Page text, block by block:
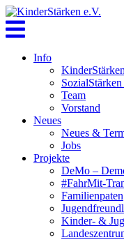
Skip
to
content
Info
Team
Vorstand
Neues
Neues &
Jobs
Projekte
DeMo –
#FahrMit-
Familienpaten
Kinder- &